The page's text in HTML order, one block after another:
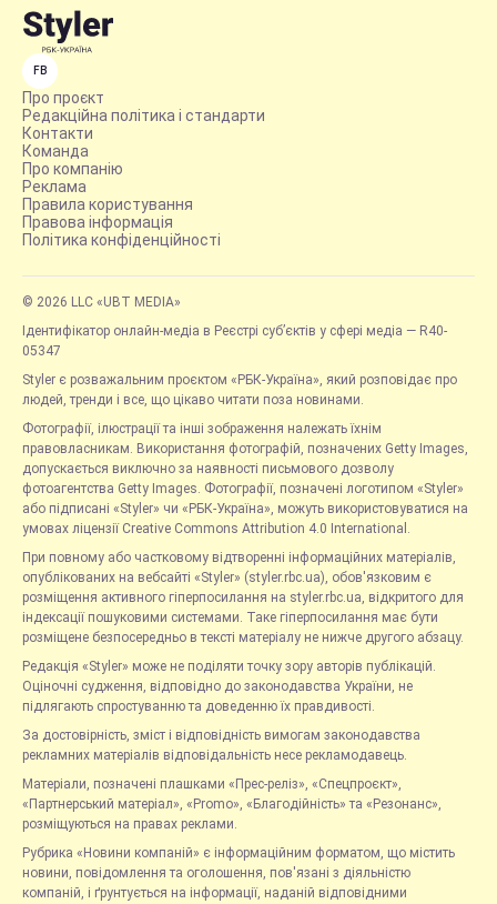
FB
Про проєкт
Редакційна політика і стандарти
Контакти
Команда
Про компанію
Реклама
Правила користування
Правова інформація
Політика конфіденційності
© 2026 LLC «UBT MEDIA»
Ідентифікатор онлайн-медіа в Реєстрі суб’єктів у сфері медіа — R40-
05347
Styler є розважальним проєктом «РБК-Україна», який розповідає про
людей, тренди і все, що цікаво читати поза новинами.
Фотографії, ілюстрації та інші зображення належать їхнім
правовласникам. Використання фотографій, позначених Getty Images,
допускається виключно за наявності письмового дозволу
фотоагентства Getty Images. Фотографії, позначені логотипом «Styler»
або підписані «Styler» чи «РБК-Україна», можуть використовуватися на
умовах ліцензії Creative Commons Attribution 4.0 International.
При повному або частковому відтворенні інформаційних матеріалів,
опублікованих на вебсайті «Styler» (styler.rbc.ua), обов'язковим є
розміщення активного гіперпосилання на styler.rbc.ua, відкритого для
індексації пошуковими системами. Таке гіперпосилання має бути
розміщене безпосередньо в тексті матеріалу не нижче другого абзацу.
Редакція «Styler» може не поділяти точку зору авторів публікацій.
Оціночні судження, відповідно до законодавства України, не
підлягають спростуванню та доведенню їх правдивості.
За достовірність, зміст і відповідність вимогам законодавства
рекламних матеріалів відповідальність несе рекламодавець.
Матеріали, позначені плашками «Прес-реліз», «Спецпроєкт»,
«Партнерський матеріал», «Promo», «Благодійність» та «Резонанс»,
розміщуються на правах реклами.
Рубрика «Новини компаній» є інформаційним форматом, що містить
новини, повідомлення та оголошення, пов'язані з діяльністю
компаній, і ґрунтується на інформації, наданій відповідними